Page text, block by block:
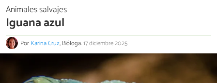
Animales salvajes
Iguana azul
PorKarina Cruz, Bióloga.17 diciembre 2025